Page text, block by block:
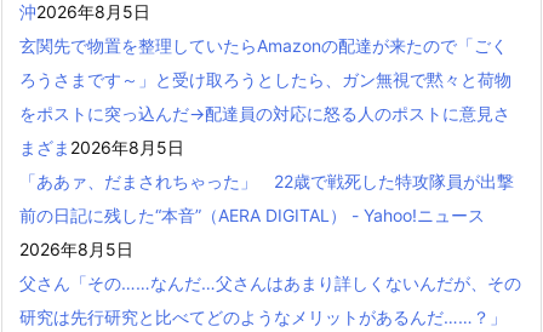
沖2026年8月5日
玄関先で物置を整理していたらAmazonの配達が来たので「ごく
ろうさまです～」と受け取ろうとしたら、ガン無視で黙々と荷物
をポストに突っ込んだ→配達員の対応に怒る人のポストに意見さ
まざま 2026年8月5日
「ああァ、だまされちゃった」 22歳で戦死した特攻隊員が出撃
前の日記に残した“本音”（AERA DIGITAL） - Yahoo!ニュース
2026年8月5日
父さん「その……なんだ…父さんはあまり詳しくないんだが、その
研究は先行研究と比べてどのようなメリットがあるんだ……？」